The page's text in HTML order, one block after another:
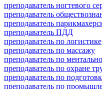
преподаватель ногтевого
преподаватель
преподаватель
преподаватель ПДД
преподаватель по логистике
преподаватель по массажу
преподаватель по
преподаватель по охране
преподаватель по
преподаватель по